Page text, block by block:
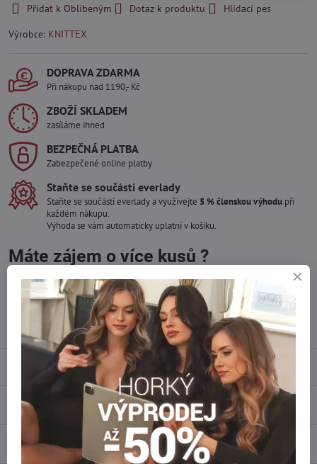
Přidat k Oblíbeným Dotaz k produktu
Hlídací pes
Výrobce: KNITTEX
DOPRAVA ZDARMA
Při nákupu nad 1190,- Kč
ZBOŽÍ SKLADEM
zasíláme ihned
BEZPEČNÁ PLATBA
Zabezpečené online platby
Staňte se součástí everlady
Staňte se součástí everlady a využívejte 5 % členskou výhodu při
každém nákupu.
Výhoda se vám automaticky uplatní v košíku.
Máte zájem o více kusů ?
Kontaktujte nás na mail, zboží pro Vás doskladníme!
info​@everlady​.eu
Recenze
Diskuse 0